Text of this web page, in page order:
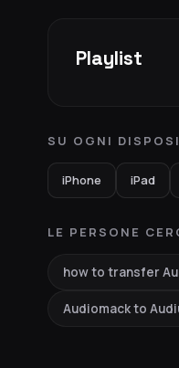
Playlist
SU OGNI
iPhone iPad
LE PERSONE
how to transfer
Audiomack to